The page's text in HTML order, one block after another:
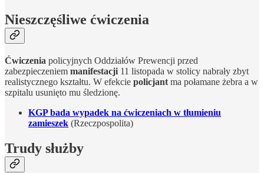
Nieszczęśliwe ćwiczenia
Ćwiczenia policyjnych Oddziałów Prewencji przed
zabezpieczeniem manifestacji 11 listopada w stolicy nabrały zbyt
realistycznego kształtu. W efekcie policjant ma połamane żebra a w
szpitalu usunięto mu śledzionę.
KGP bada wypadek na ćwiczeniach w tłumieniu
zamieszek (Rzeczpospolita)
Trudy służby